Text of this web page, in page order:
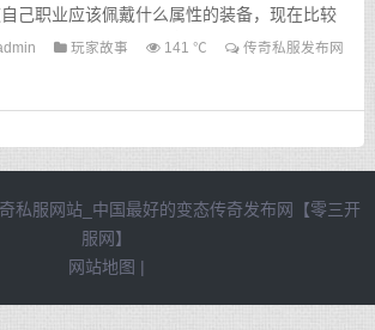
己职业应该佩戴什么属性的装备，现在比较
敏捷和准确，很多玩家对于这些属性都有...
玩家故事 141 ℃
传奇私服发布网
私服网站_中国最好的变态传奇发布网【零三开
服网】
网站地图 |